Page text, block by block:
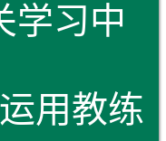
学习中
用教练